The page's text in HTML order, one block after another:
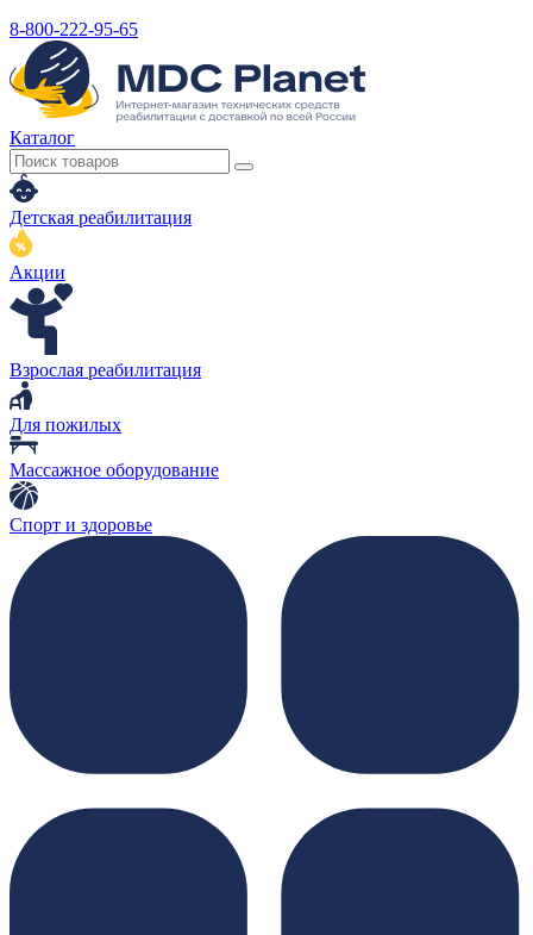
8-800-222-95-65
Каталог
Детская реабилитация
Акции
Взрослая реабилитация
Для пожилых
Массажное оборудование
Спорт и здоровье